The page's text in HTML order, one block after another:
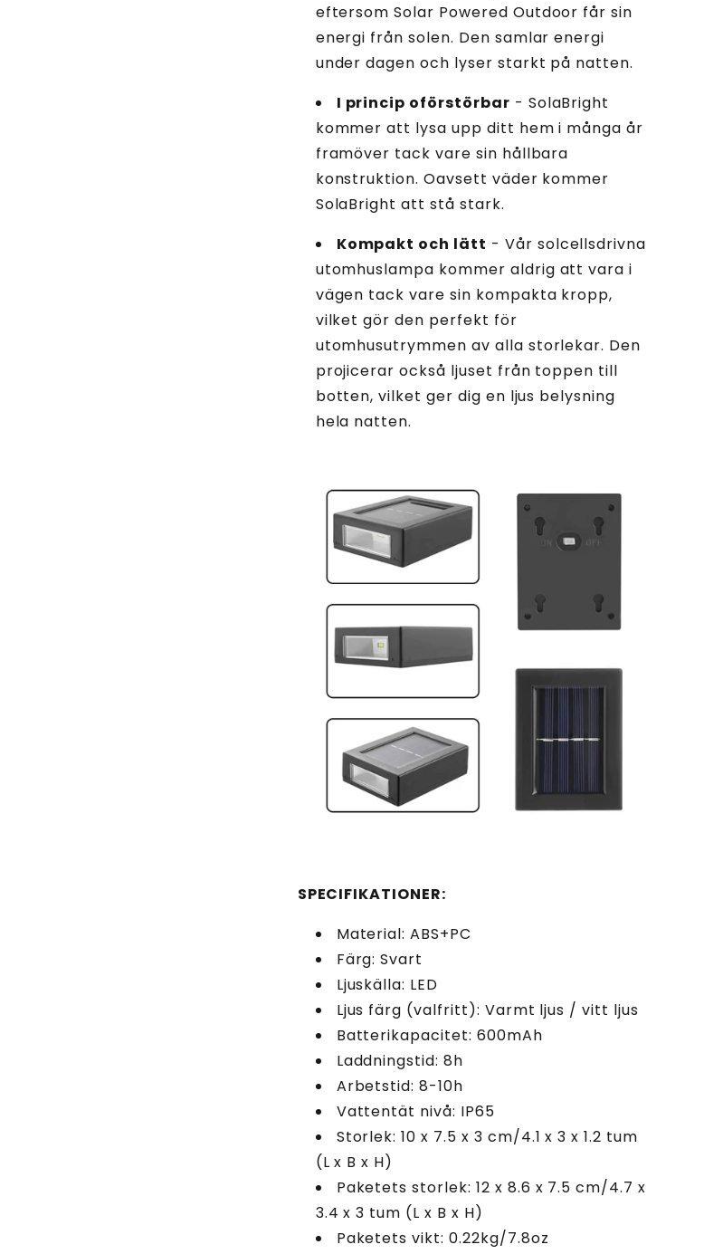
eftersom Solar Powered Outdoor får sin
energi från solen. Den samlar energi
under dagen och lyser starkt på natten.
I princip oförstörbar - SolaBright
kommer att lysa upp ditt hem i många år
framöver tack vare sin hållbara
konstruktion. Oavsett väder kommer
SolaBright att stå stark.
Kompakt och lätt - Vår solcellsdrivna
utomhuslampa kommer aldrig att vara i
vägen tack vare sin kompakta kropp,
vilket gör den perfekt för
utomhusutrymmen av alla storlekar. Den
projicerar också ljuset från toppen till
botten, vilket ger dig en ljus belysning
hela natten.
SPECIFIKATIONER:
Material: ABS+PC
Färg: Svart
Ljuskälla: LED
Ljus färg (valfritt): Varmt ljus / vitt ljus
Batterikapacitet: 600mAh
Laddningstid: 8h
Arbetstid: 8-10h
Vattentät nivå: IP65
Storlek: 10 x 7.5 x 3 cm/4.1 x 3 x 1.2 tum
(L x B x H)
Paketets storlek: 12 x 8.6 x 7.5 cm/4.7 x
3.4 x 3 tum (L x B x H)
Paketets vikt: 0.22kg/7.8oz